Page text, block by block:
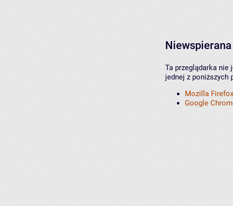
Ta przeglądarka nie
jednej z poniższych
Mozilla Firefox
Google